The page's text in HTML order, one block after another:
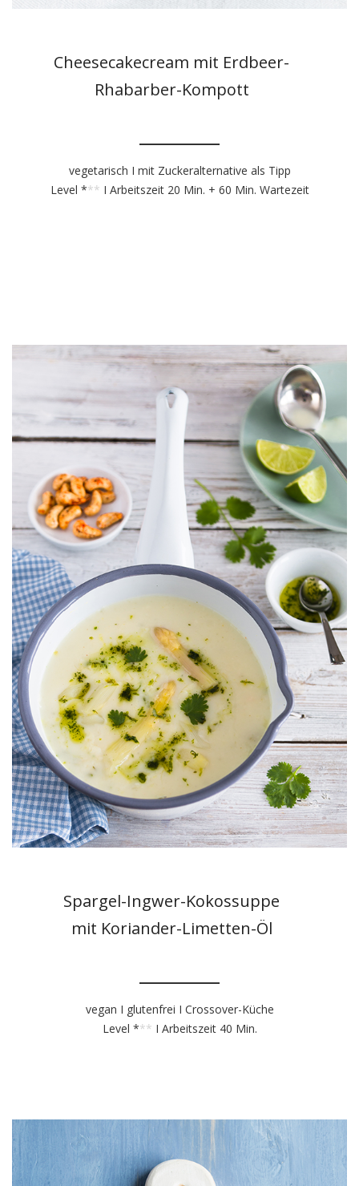
Cheesecakecream mit Erdbeer-
Rhabarber-Kompott
vegetarisch I mit Zuckeralternative als Tipp
Level *** I Arbeitszeit 20 Min. + 60 Min. Wartezeit
Spargel-Ingwer-Kokossuppe
mit Koriander-Limetten-Öl
vegan I glutenfrei I Crossover-Küche
Level *** I Arbeitszeit 40 Min.